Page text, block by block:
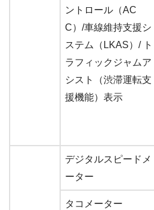
ントロール（AC
C）/車線維持支援シ
ステム（LKAS）/ ト
ラフィックジャムア
シスト（渋滞運転支
援機能）表示
デジタルスピードメ
ーター
タコメーター